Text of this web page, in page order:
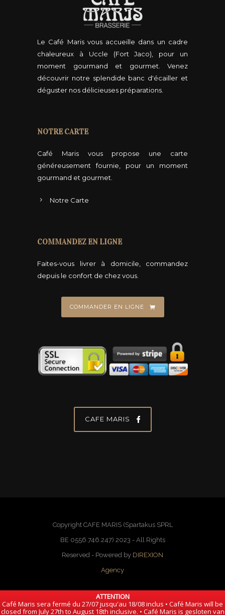
Le Café Maris vous accueille dans un cadre
chaleureux à Uccle (Fort Jaco), pour un
moment gourmand et gourmet. Venez
découvrir notre splendide banc d'écailler et
déguster nos délicieuses préparations.
NOTRE CARTE
Café Maris vous propose une carte
généreusement fournie, pour un moment
gourmand et gourmet.
Notre Carte
COMMANDEZ EN LIGNE
Faites-vous livrer à domicile, commandez
depuis le confort de chez vous.
COMMANDER EN LIGNE
CAFE MARIS
Copyright CAFE MARIS (Spartakus SPRL
BE 0556.746.247) 2023 - All Rights
Reserved - Powered by DIREXION
Agency
ATTENTION
Café Maris sera fermé du 27/07 jusqu'au 18/08 inclus • Café Maris will be
closed from July 27th to August 18th inclusive. • Café Maris is gesloten van